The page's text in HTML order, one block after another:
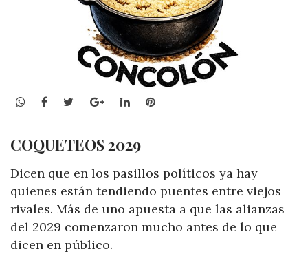
WhatsApp
Facebook
TwitterGoogle+LinkedInPinterest
COQUETEOS 2029
Dicen que en los pasillos políticos ya hay
quienes están tendiendo puentes entre viejos
rivales. Más de uno apuesta a que las alianzas
del 2029 comenzaron mucho antes de lo que
dicen en público.